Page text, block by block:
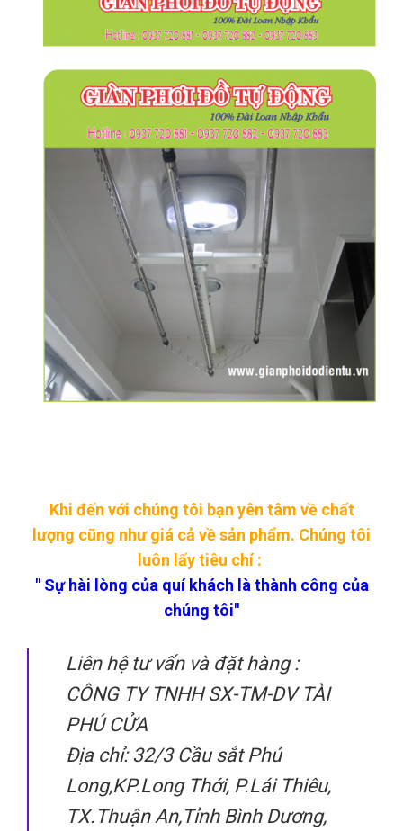
Khi đến với chúng tôi bạn yên tâm về chất
lượng cũng như giá cả về sản phẩm. Chúng tôi
luôn lấy tiêu chí :
" Sự hài lòng của quí khách là thành công của
chúng tôi"
Liên hệ tư vấn và đặt hàng :
CÔNG TY TNHH SX-TM-DV TÀI
PHÚ CỬA
Địa chỉ: 32/3 Cầu sắt Phú
Long,KP.Long Thới, P.Lái Thiêu,
TX.Thuận An,Tỉnh Bình Dương,